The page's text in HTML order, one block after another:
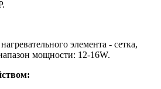
элемента - сетка,
мощности: 12-16W.